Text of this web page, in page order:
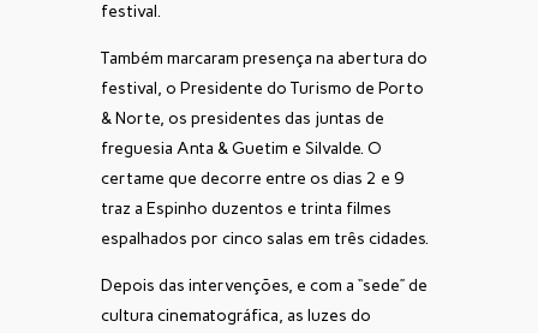
festival.
Também marcaram presença na abertura do
festival, o Presidente do Turismo de Porto
& Norte, os presidentes das juntas de
freguesia Anta & Guetim e Silvalde. O
certame que decorre entre os dias 2 e 9
traz a Espinho duzentos e trinta filmes
espalhados por cinco salas em três cidades.
Depois das intervenções, e com a “sede” de
cultura cinematográfica, as luzes do